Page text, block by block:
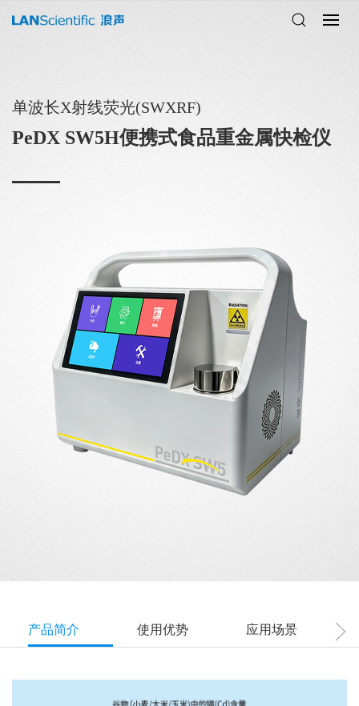
单波长X射线荧光(SWXRF)
PeDX SW5H便携式食品重金属快检仪
产品简介 使用优势 应用场景